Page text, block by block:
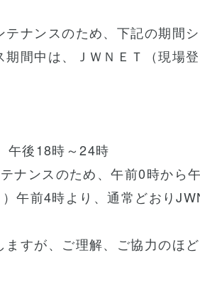
テナンスのため、下記の期間
期間中は、ＪＷＮＥＴ（現場
午後18時～24時
ナンスのため、午前0時から
午前4時より、通常どおり
すが、ご理解、ご協力のほど